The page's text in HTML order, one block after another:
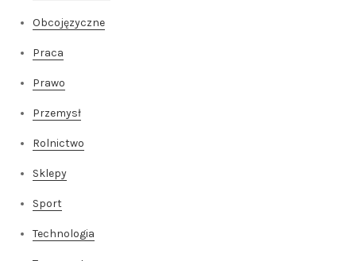
Obcojęzyczne
Praca
Prawo
Przemysł
Rolnictwo
Sklepy
Sport
Technologia